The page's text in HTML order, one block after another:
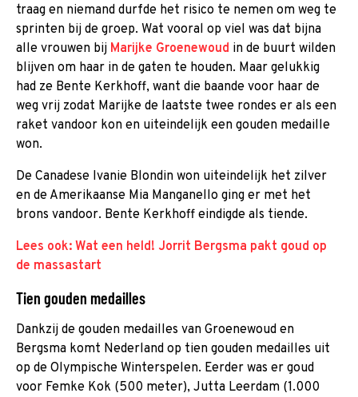
traag en niemand durfde het risico te nemen om weg te
sprinten bij de groep. Wat vooral op viel was dat bijna
alle vrouwen bij Marijke Groenewoud in de buurt wilden
blijven om haar in de gaten te houden. Maar gelukkig
had ze Bente Kerkhoff, want die baande voor haar de
weg vrij zodat Marijke de laatste twee rondes er als een
raket vandoor kon en uiteindelijk een gouden medaille
won.
De Canadese Ivanie Blondin won uiteindelijk het zilver
en de Amerikaanse Mia Manganello ging er met het
brons vandoor. Bente Kerkhoff eindigde als tiende.
Lees ook: Wat een held! Jorrit Bergsma pakt goud op
de massastart
Tien gouden medailles
Dankzij de gouden medailles van Groenewoud en
Bergsma komt Nederland op tien gouden medailles uit
op de Olympische Winterspelen. Eerder was er goud
voor Femke Kok (500 meter), Jutta Leerdam (1.000